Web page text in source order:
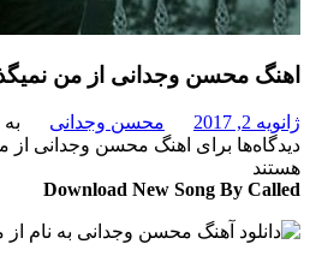
محسن وجدانی از من نمیگذری
محسن وجدانی
برای اهنگ محسن وجدانی از من
به نام
Download New Song By